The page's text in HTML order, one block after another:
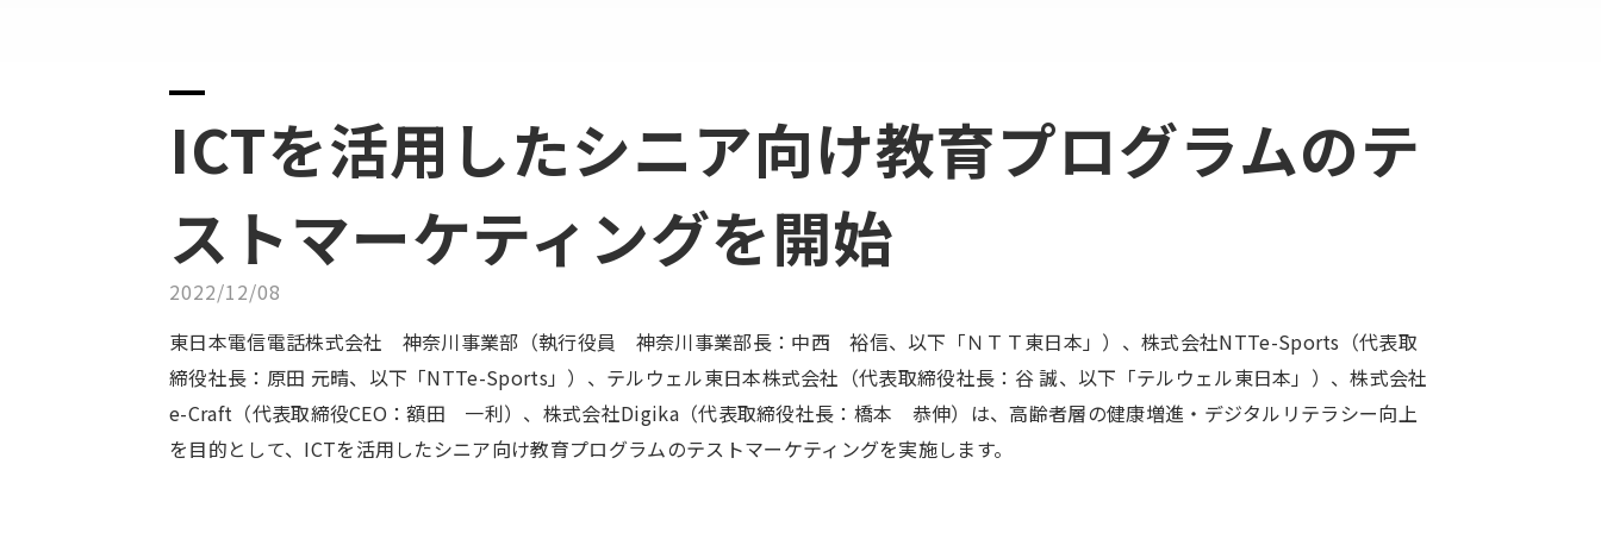
ICTを活用したシニア向け教育プログラムのテ
ストマーケティングを開始
2022/12/08
東日本電信電話株式会社 神奈川事業部（執行役員 神奈川事業部長：中西 裕信、以下「ＮＴＴ東日本」）、株式会社NTTe-Sports（代表取
締役社長：原田 元晴、以下「NTTe-Sports」）、テルウェル東日本株式会社（代表取締役社長：谷 誠、以下「テルウェル東日本」）、株式会社
e-Craft（代表取締役CEO：額田 一利）、株式会社Digika（代表取締役社長：橋本 恭伸）は、高齢者層の健康増進・デジタルリテラシー向上
を目的として、ICTを活用したシニア向け教育プログラムのテストマーケティングを実施します。